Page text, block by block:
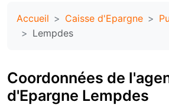
Accueil Caisse d'Epargne
Lempdes
Coordonnées de
d'Epargne Lempdes